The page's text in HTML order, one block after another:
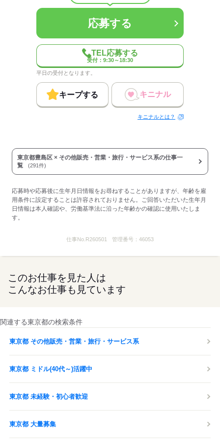
応募する
TEL応募する
受付：9:30～18:30
平日の受付となります。
キープする キニナル
キニナルとは？
東京都豊島区 × その他販売・営業・旅行・サービス系の仕事一
覧
(291件)
応募時や応募後に生年月日情報をお尋ねすることがありますが、年齢を雇
用条件に設定することは許容されておりません。ご回答いただいた生年月
日情報は本人確認や、労働基準法に沿った年齢かの確認に使用いたしま
す。
仕事No. R260501 管理番号： 46053
このお仕事を見た人は
こんなお仕事も見ています
関連する東京都の検索条件
東京都 その他販売・営業・旅行・サービス系
東京都 ミドル(40代～)活躍中
東京都 未経験・初心者歓迎
東京都 大量募集